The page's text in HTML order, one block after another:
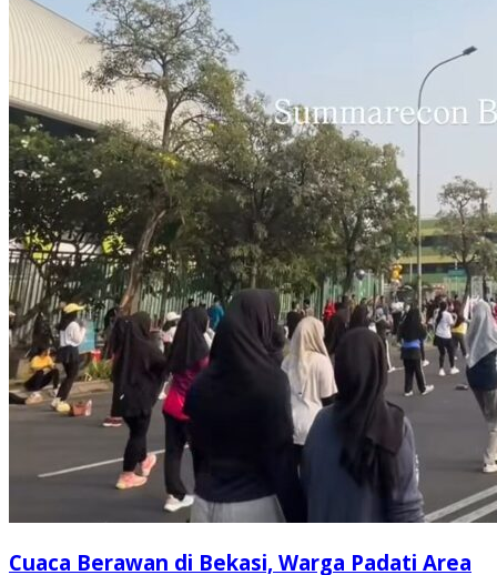
Cuaca Berawan di Bekasi, Warga Padati Area